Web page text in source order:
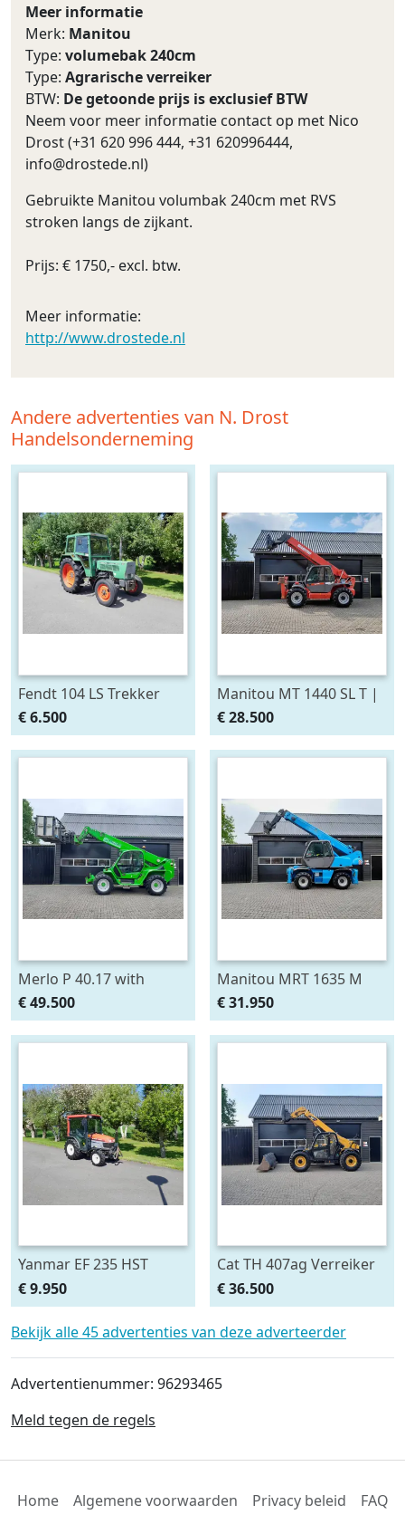
Meer informatie
Merk: Manitou
Type: volumebak 240cm
Type: Agrarische verreiker
BTW: De getoonde prijs is exclusief BTW
Neem voor meer informatie contact op met Nico
Drost (+31 620 996 444, +31 620996444,
info@drostede.nl)
Gebruikte Manitou volumbak 240cm met RVS
stroken langs de zijkant.
Prijs: € 1750,- excl. btw.
Meer informatie:
http://www.drostede.nl
Andere advertenties van N. Drost
Handelsonderneming
Fendt 104 LS Trekker
Snelloper Cabine Servo
(bj 1979)
€ 6.500
Manitou MT 1440 SL T |
Verreiker met vorken (bj
2006)
€ 28.500
Merlo P 40.17 with
manbasket and remote
control (bj 2013)
€ 49.500
Manitou MRT 1635 M
ROTO verreiker met
vorken (bj 2007)
€ 31.950
Yanmar EF 235 HST
midi/minitrekker NL-
kenteken (bj 2011)
€ 9.950
Cat TH 407ag Verreiker
Airco 40 km/h (bj 2010)
€ 36.500
Bekijk alle 45 advertenties van deze adverteerder
Advertentienummer: 96293465
Meld tegen de regels
Home Algemene voorwaarden Privacy beleid FAQ